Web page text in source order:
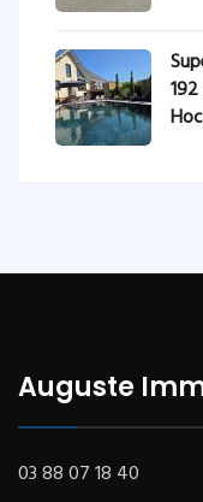
Auguste
03 88 07 18 40